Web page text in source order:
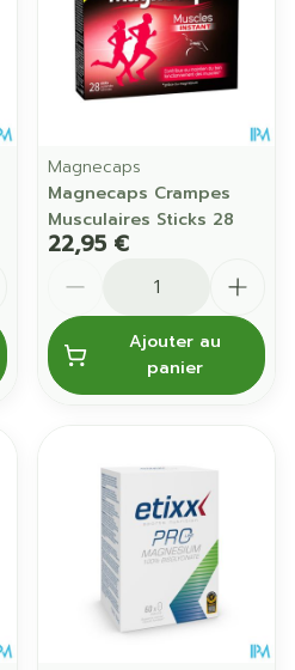
Magnecaps
Magnecaps Crampes
Musculaires Sticks 28
22,95 €
Ajouter au
panier